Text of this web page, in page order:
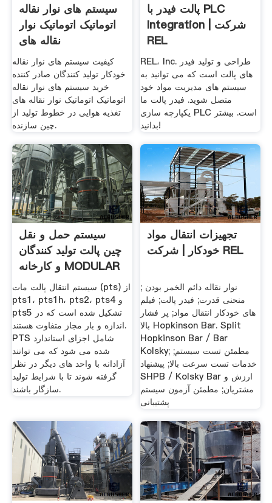
سیستم های نوار نقاله
اتوماتیک اتوماتیک نوار
نقاله های
کیفیت سیستم های نوار نقاله
خودکار تولید کنندگان صادر کننده
خرید سیستم های نوار نقاله
اتوماتیک اتوماتیک نوار نقاله های
تغذیه هوایی در خطوط تولید از
چین سازنده.
پالت فیدر با PLC
Integration | شرکت
REL
REL، Inc. طراحی و تولید فیدر
های پالت است که می توانید به
سیستم های مدیریت مواد خود
متصل شوید. فیدر پالت ما
یکپارچه سازی PLC است. بیشتر
بدانید!
سیستم حمل و نقل
چین پالت تولید کنندگان
و کارخانه MODULAR
سیستم انتقال پالت مات (pts) از
pts1، pts1h، pts2، pts4 و
pts5 تشکیل شده است که در
اندازه و بار مجاز متفاوت هستند.
PTS شامل اجزای استاندارد
شده می شود که می توانند
آزادانه با واحد های دیگر در نظر
گرفته شوند تا با شرایط تولید
سازگار باشند.
تجهیزات انتقال مواد
خودکار | شرکت REL
نوار نقاله دائم الخمر بودن ;
منحنی قدرت; فیدر پالت; فیلم
های خودکار انتقال مواد; پر فشار
بالا Hopkinson Bar. Split
Hopkinson Bar / Bar
Kolsky; مطمئن تست سیستم;
خدمات تست سرعت بالا; پیشنهاد
SHPB / Kolsky Bar ارزش و
مشتریان; مطمئن آزمون سیستم
پشتیبانی